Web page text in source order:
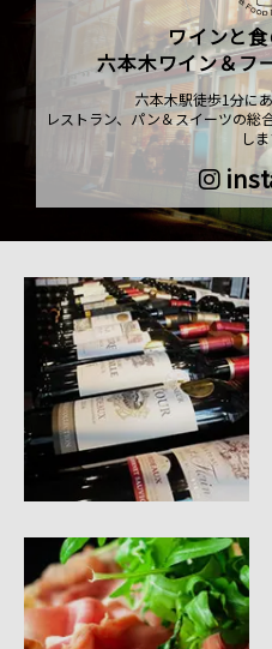
ワインと
六本木ワイン＆フ
六本木駅徒歩1分に
レストラン、パン＆スイーツの総
し